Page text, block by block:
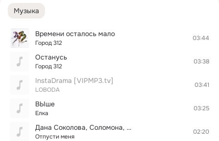
Музыка
Времени осталось мало
Город 312
03:44
Останусь
Город 312
03:38
InstaDrama [VIPMP3.tv]
LOBODA
03:41
ВЫше
Елка
03:25
Дана Соколова, Соломона, Джей Мар [VIPMP3.ME]
Отпусти меня
02:20